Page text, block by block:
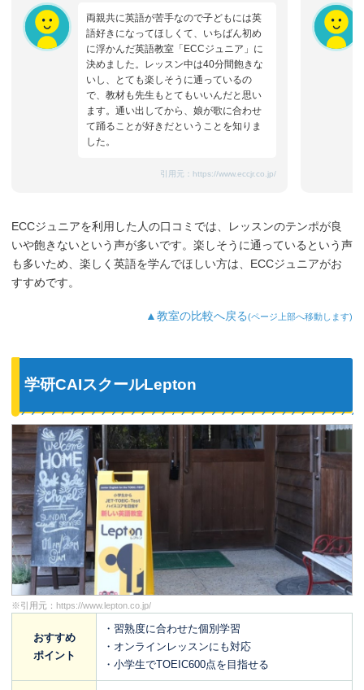
両親共に英語が苦手なので子どもには英
語好きになってほしくて、いちばん初め
に浮かんだ英語教室「ECCジュニア」に
決めました。レッスン中は40分間飽きな
いし、とても楽しそうに通っているの
で、教材も先生もとてもいいんだと思い
ます。通い出してから、娘が歌に合わせ
て踊ることが好きだということを知りま
した。
引用元： https://www.eccjr.co.jp/
ECCジュニアを利用した人の口コミでは、レッスンのテンポが良
いや飽きないという声が多いです。楽しそうに通っているという声
も多いため、楽しく英語を学んでほしい方は、ECCジュニアがお
すすめです。
▲教室の比較へ戻る(ページ上部へ移動します)
学研CAIスクールLepton
※引用元： https://www.lepton.co.jp/
おすすめ
ポイント
・習熟度に合わせた個別学習
・オンラインレッスンにも対応
・小学生でTOEIC600点を目指せる